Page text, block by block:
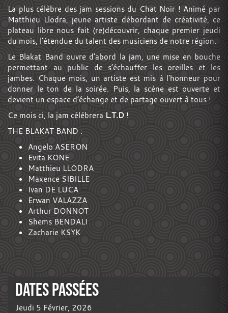
La plus célèbre des jam sessions du Chat Noir ! Animé par
Matthieu Llodra, jeune artiste débordant de créativité, ce
plateau libre nous fait (re)découvrir, chaque premier jeudi
du mois, l’étendue du talent des musiciens de notre région.
Le Blakat Band ouvre d’abord la jam, une mise en bouche
permettant au public de s’échauffer les oreilles et les
jambes. Chaque mois, un artiste est mis à l’honneur pour
donner le ton de la soirée. Puis, la scène est ouverte et
devient un espace d’échange et de partage ouvert à tous !
Ce mois ci, la jam célébrera L.T.D !
THE BLAKAT BAND :
Angelo ASERON
Evita KONE
Matthieu LLODRA
Maxence SIBILLE
Ivan DE LUCA
Erwan VALAZZA
Arthur DONNOT
Shems BENDALI
Zacharie KSYK
DATES PASSÉES
Jeudi 5 Février, 2026